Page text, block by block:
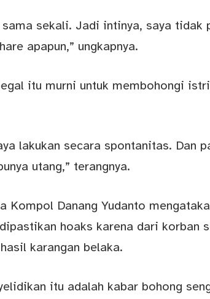
sekali. Jadi intinya, saya tidak
apapun,” ungkapnya.
itu murni untuk membohongi
lakukan secara spontanitas. Dan
utang,” terangnya.
Kompol Danang Yudanto
hoaks karena dari korban
karangan belaka.
itu adalah kabar bohong